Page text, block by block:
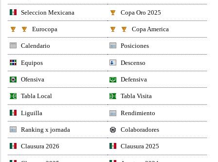
Seleccion Mexicana Copa Oro 2025
Eurocopa Copa America
Calendario Posiciones
Equipos Descenso
Ofensiva Defensiva
Tabla Local Tabla Visita
Liguilla Rendimiento
Ranking x jornada Colaboradores
Clausura 2026 Clausura 2025